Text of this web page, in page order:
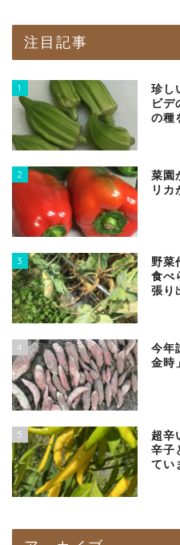
注目記事
1
珍し
ビデ
の種
2
菜園
リカ
3
野菜
食べ
張り
4
今年
金時
5
超辛
辛子
てい